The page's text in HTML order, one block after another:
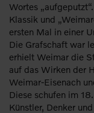
Wortes
Klassik und
ersten Mal in einer
Die Grafschaft war
erhielt Weimar die
auf das Wirken der
Weimar-Eisenach
Diese schufen im
Künstler, Denker